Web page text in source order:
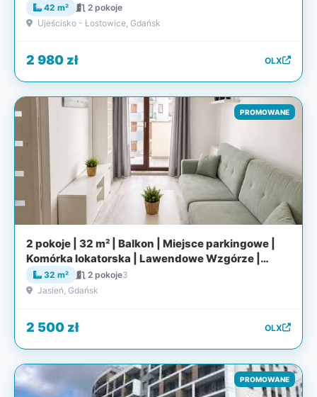
42 m²
2 pokoje
Ujeścisko - Łostowice, Gdańsk
2 980 zł OLX
PROMOWANE
2 pokoje | 32 m² | Balkon | Miejsce parkingowe |
Komórka lokatorska | Lawendowe Wzgórze |
Gdańsk
32 m² 2 pokoje3
Jasień, Gdańsk
2 500 zł OLX
PROMOWANE